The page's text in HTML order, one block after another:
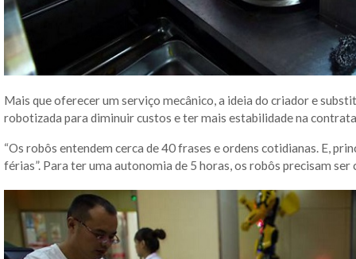
Mais que oferecer um serviço mecânico, a ideia do criador e
robotizada para diminuir custos e ter mais estabilidade na
“Os robôs entendem cerca de 40 frases e ordens cotidianas. E,
férias”. Para ter uma autonomia de 5 horas, os robôs precisam